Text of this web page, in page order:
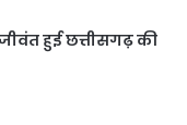
हुई छत्तीसगढ़ की